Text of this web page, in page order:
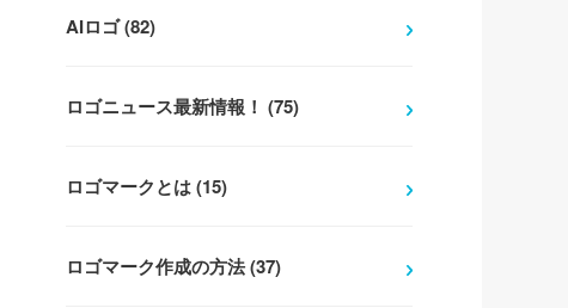
AIロゴ (82)
ロゴニュース最新情報！ (75)
ロゴマークとは (15)
ロゴマーク作成の方法 (37)